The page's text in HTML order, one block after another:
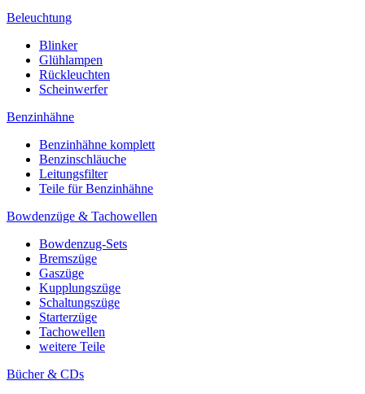
Beleuchtung
Blinker
Glühlampen
Rückleuchten
Scheinwerfer
Benzinhähne
Benzinhähne komplett
Benzinschläuche
Leitungsfilter
Teile für Benzinhähne
Bowdenzüge & Tachowellen
Bowdenzug-Sets
Bremszüge
Gaszüge
Kupplungszüge
Schaltungszüge
Starterzüge
Tachowellen
weitere Teile
Bücher & CDs